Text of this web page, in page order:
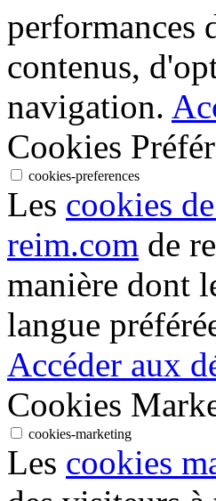
performances
contenus,
navigation.
Cookies
cookies-preferences
Les cookies
reim.com de
manière dont
langue
Accéder aux
Cookies
cookies-marketing
Les cookies